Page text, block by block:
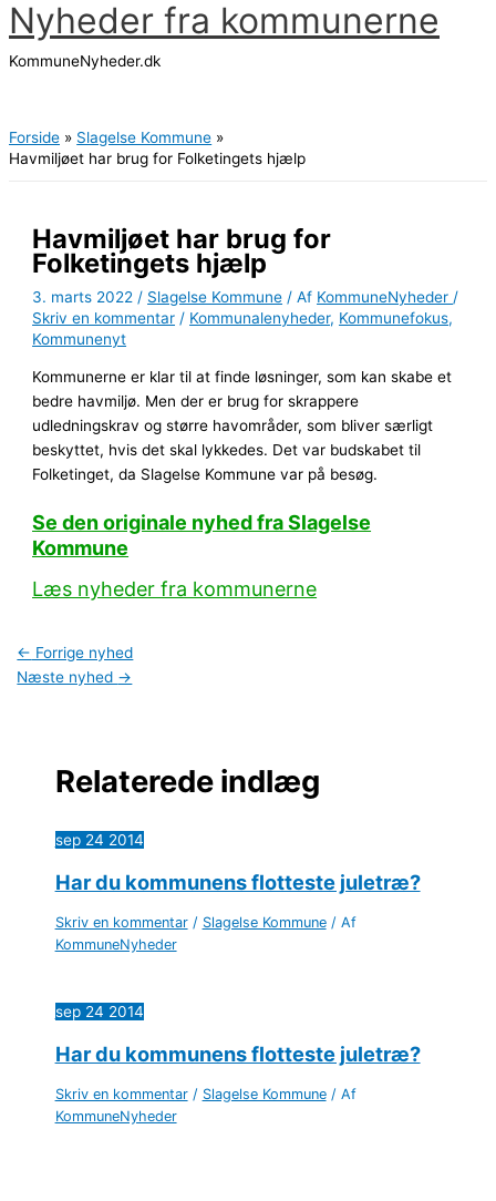
Gå
til
indholdet
Nyheder fra kommunerne
KommuneNyheder.dk
Forside
Slagelse Kommune
Havmiljøet har brug for Folketingets hjælp
Havmiljøet har brug for
Folketingets hjælp
3. marts 2022 / Slagelse Kommune / Af KommuneNyheder /
Skriv en kommentar / Kommunalenyheder, Kommunefokus,
Kommunenyt
Kommunerne er klar til at finde løsninger, som kan skabe et
bedre havmiljø. Men der er brug for skrappere
udledningskrav og større havområder, som bliver særligt
beskyttet, hvis det skal lykkedes. Det var budskabet til
Folketinget, da Slagelse Kommune var på besøg.
Se den originale nyhed fra Slagelse
Kommune
Læs nyheder fra kommunerne
← Forrige nyhed
Næste nyhed →
Relaterede indlæg
sep 24 2014
Har du kommunens flotteste juletræ?
Skriv en kommentar / Slagelse Kommune/ Af
KommuneNyheder
sep 24 2014
Har du kommunens flotteste juletræ?
Skriv en kommentar / Slagelse Kommune/ Af
KommuneNyheder